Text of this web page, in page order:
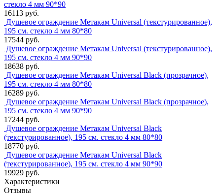
стекло 4 мм 90*90
16113 руб.
Душевое ограждение Метакам Universal (текстурированное),
195 см. стекло 4 мм 80*80
17544 руб.
Душевое ограждение Метакам Universal (текстурированное),
195 см. стекло 4 мм 90*90
18638 руб.
Душевое ограждение Метакам Universal Black (прозрачное),
195 см. стекло 4 мм 80*80
16289 руб.
Душевое ограждение Метакам Universal Black (прозрачное),
195 см. стекло 4 мм 90*90
17244 руб.
Душевое ограждение Метакам Universal Black
(текстурированное), 195 см. стекло 4 мм 80*80
18770 руб.
Душевое ограждение Метакам Universal Black
(текстурированное), 195 см. стекло 4 мм 90*90
19929 руб.
Характеристики
Отзывы